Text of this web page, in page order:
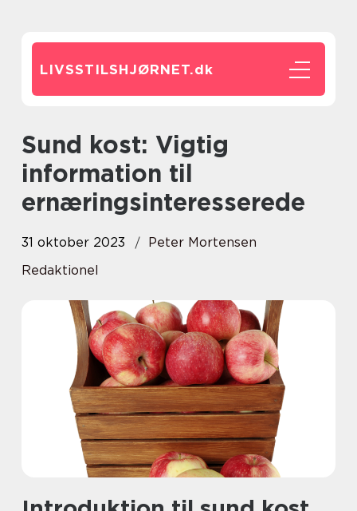
LIVSSTILSHJØRNET.dk
Sund kost: Vigtig
information til
ernæringsinteresserede
31 oktober 2023
Peter Mortensen
Redaktionel